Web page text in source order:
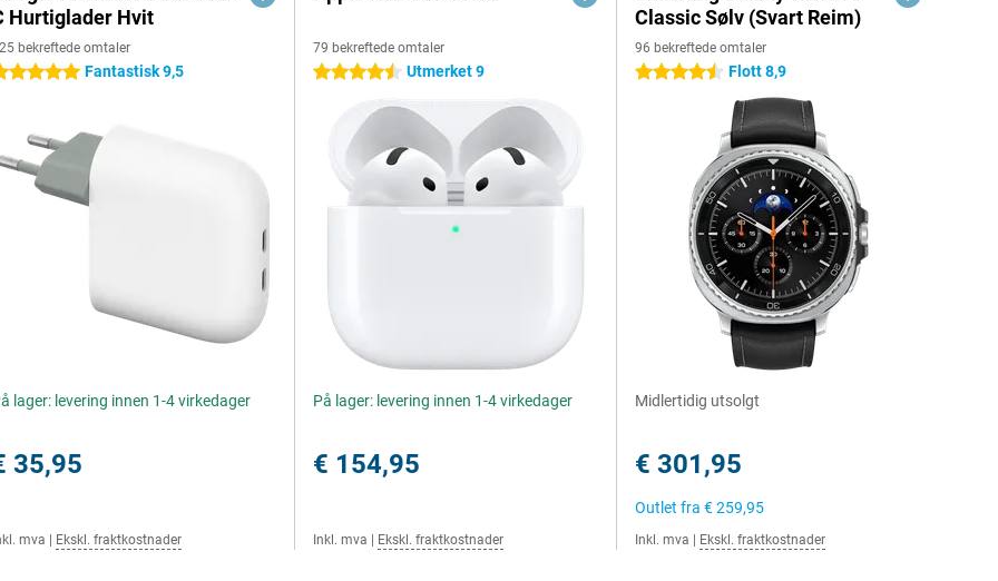
Hurtiglader Hvit
bekreftede omtaler
stjerner Fantastisk 9,5
lager: levering innen 1-4 virkedager
35,95
mva Ekskl. fraktkostnader
79 bekreftede omtaler
4.5 stjerner Utmerket 9
På lager: levering innen 1-4 virkedager
€ 154,95
Inkl. mva Ekskl. fraktkostnader
Classic Sølv (Svart Reim)
96 bekreftede omtaler
4.5 stjerner Flott 8,9
Midlertidig utsolgt
€ 301,95
Outlet fra€ 259,95
Inkl. mva Ekskl. fraktkostnader